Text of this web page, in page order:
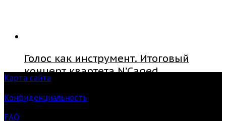
Голос как инструмент. Итоговый
концерт квартета N’Caged
Карта сайта
Конфиденциальность
FAQ